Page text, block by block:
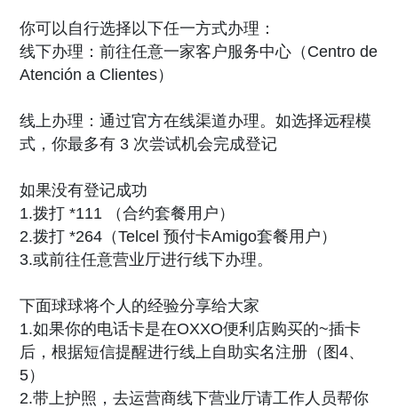
你可以自行选择以下任一方式办理：
线下办理：前往任意一家客户服务中心（Centro de
Atención a Clientes）
线上办理：通过官方在线渠道办理。如选择远程模
式，你最多有 3 次尝试机会完成登记
如果没有登记成功
1.拨打 *111 （合约套餐用户）
2.拨打 *264（Telcel 预付卡Amigo套餐用户）
3.或前往任意营业厅进行线下办理。
下面球球将个人的经验分享给大家
1.如果你的电话卡是在OXXO便利店购买的~插卡
后，根据短信提醒进行线上自助实名注册（图4、
5）
2.带上护照，去运营商线下营业厅请工作人员帮你